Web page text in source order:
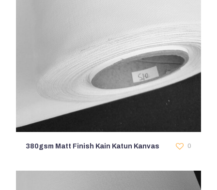
380gsm Matt Finish Kain Katun Kanvas 0